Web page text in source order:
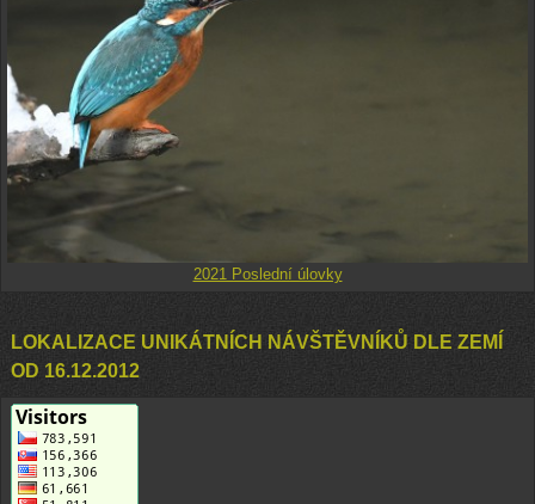
2021 Poslední úlovky
LOKALIZACE UNIKÁTNÍCH NÁVŠTĚVNÍKŮ DLE ZEMÍ
OD 16.12.2012